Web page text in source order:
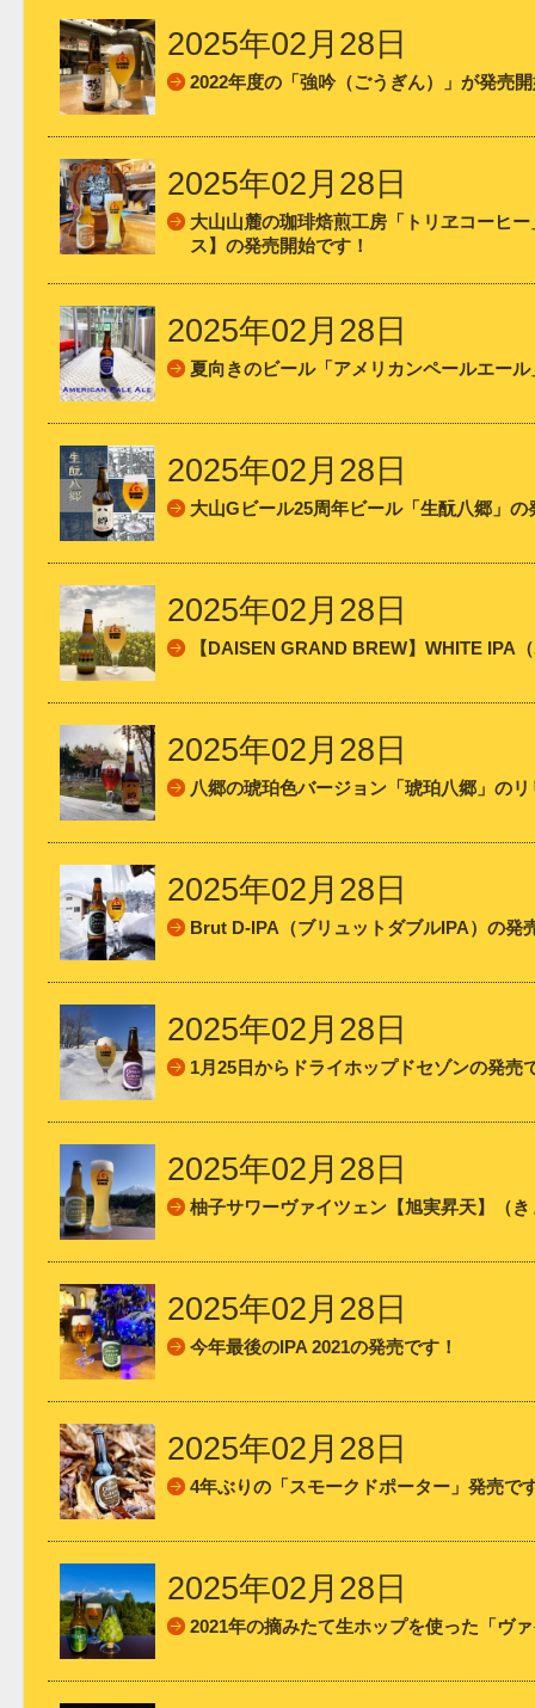
2025年02月28日
2022年度の「強吟（ごうぎん）」が発売
2025年02月28日
大山山麓の珈琲焙煎工房「トリヱコーヒ
ス】の発売開始です！
2025年02月28日
夏向きのビール「アメリカンペールエー
2025年02月28日
大山Gビール25周年ビール「生酛八郷」の
2025年02月28日
【DAISEN GRAND BREW】WHITE IPA
2025年02月28日
八郷の琥珀色バージョン「琥珀八郷」の
2025年02月28日
Brut D-IPA（ブリュットダブルIPA）の発
2025年02月28日
1月25日からドライホップドセゾンの発売
2025年02月28日
柚子サワーヴァイツェン【旭実昇天】（
2025年02月28日
今年最後のIPA 2021の発売です！
2025年02月28日
4年ぶりの「スモークドポーター」発売で
2025年02月28日
2021年の摘みたて生ホップを使った「ヴ